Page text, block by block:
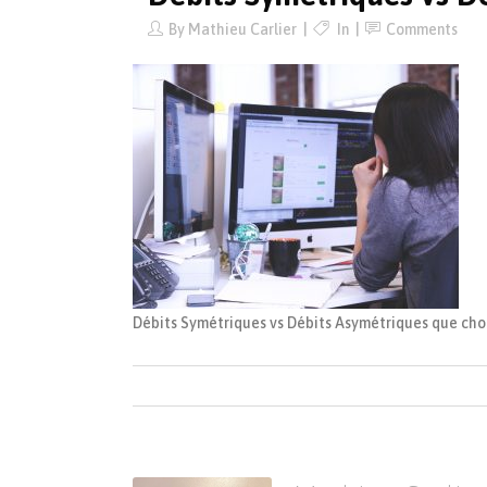
By Mathieu Carlier In Comments
Débits Symétriques vs Débits Asymétriques que